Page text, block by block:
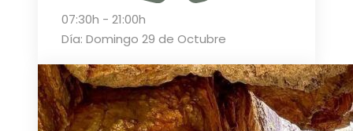
07:30h - 21:00h
Día: Domingo 29 de Octubre